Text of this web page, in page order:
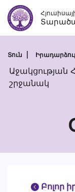
Անցնել
Տուն
շրջանակ
Բոլոր